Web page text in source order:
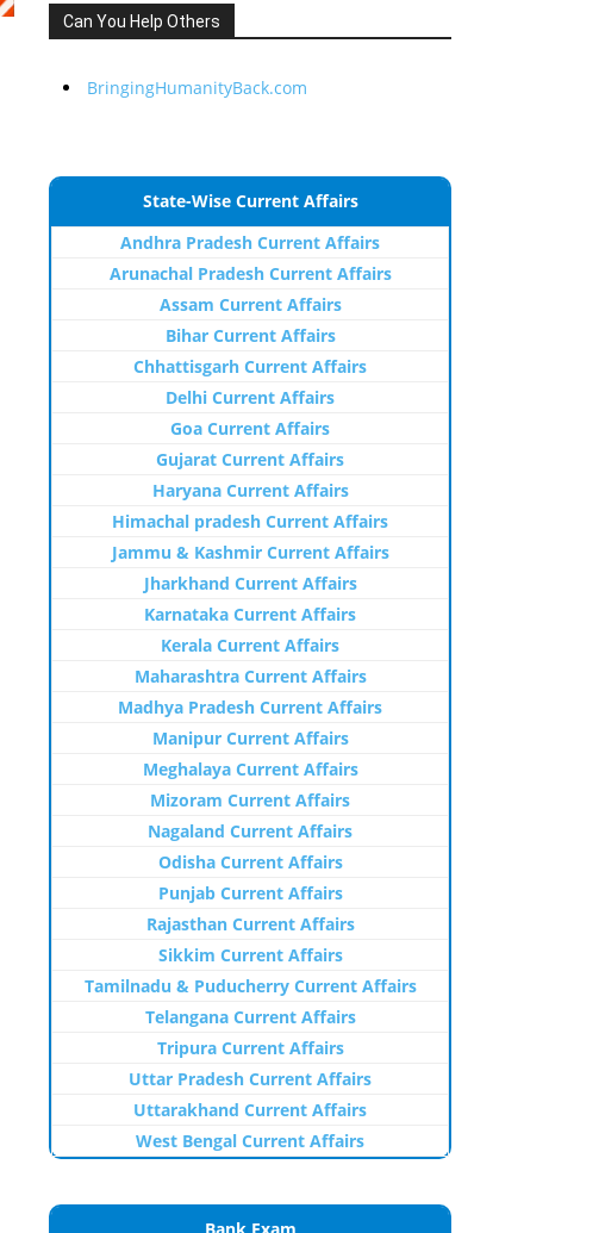
Can You Help Others
BringingHumanityBack.com
State-Wise Current Affairs
Andhra Pradesh Current Affairs
Arunachal Pradesh Current Affairs
Assam Current Affairs
Bihar Current Affairs
Chhattisgarh Current Affairs
Delhi Current Affairs
Goa Current Affairs
Gujarat Current Affairs
Haryana Current Affairs
Himachal pradesh Current Affairs
Jammu & Kashmir Current Affairs
Jharkhand Current Affairs
Karnataka Current Affairs
Kerala Current Affairs
Maharashtra Current Affairs
Madhya Pradesh Current Affairs
Manipur Current Affairs
Meghalaya Current Affairs
Mizoram Current Affairs
Nagaland Current Affairs
Odisha Current Affairs
Punjab Current Affairs
Rajasthan Current Affairs
Sikkim Current Affairs
Tamilnadu & Puducherry Current Affairs
Telangana Current Affairs
Tripura Current Affairs
Uttar Pradesh Current Affairs
Uttarakhand Current Affairs
West Bengal Current Affairs